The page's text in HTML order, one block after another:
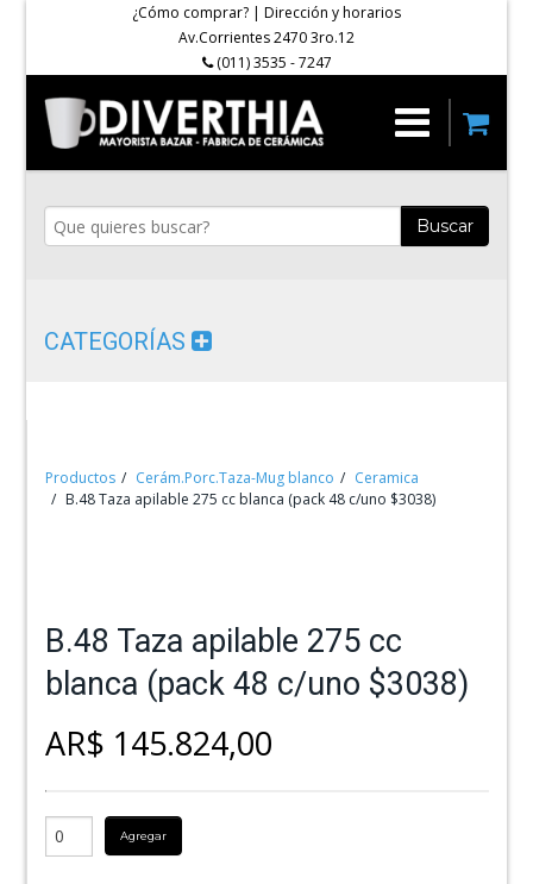
¿Cómo comprar? | Dirección y horarios
Av.Corrientes 2470 3ro.12
(011) 3535 - 7247
Buscar
CATEGORÍAS
Productos Cerám.Porc.Taza-Mug blanco
Ceramica
B.48 Taza apilable 275 cc blanca (pack 48 c/uno $3038)
B.48 Taza apilable 275 cc
blanca (pack 48 c/uno $3038)
AR$ 145.824,00
Agregar